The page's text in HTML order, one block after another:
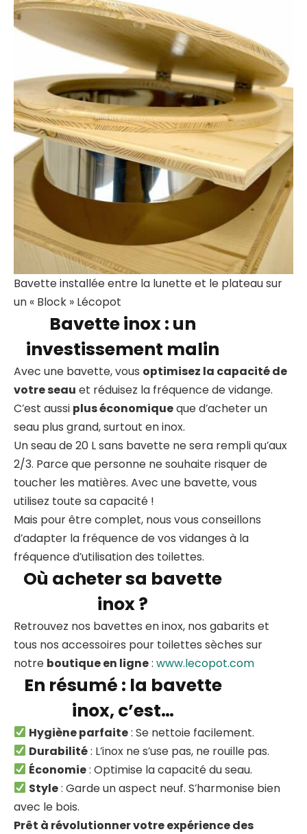
Bavette installée entre la lunette et le plateau sur
un « Block » Lécopot
Bavette inox : un
investissement malin
Avec une bavette, vous optimisez la capacité de
votre seau et réduisez la fréquence de vidange.
C’est aussi plus économiqueque d’acheter un
seau plus grand, surtout en inox.
Un seau de 20 L sans bavette ne sera rempli qu’aux
2/3. Parce que personne ne souhaite risquer de
toucher les matières. Avec une bavette, vous
utilisez toute sa capacité !
Mais pour être complet, nous vous conseillons
d’adapter la fréquence de vos vidanges à la
fréquence d’utilisation des toilettes.
Où acheter sa bavette
inox ?
Retrouvez nos bavettes en inox, nos gabarits et
tous nos accessoires pour toilettes sèches sur
notre boutique en ligne: www.lecopot.com
En résumé : la bavette
inox, c’est…
Hygiène parfaite: Se nettoie facilement.
Durabilité: L’inox ne s’use pas, ne rouille pas.
Économie: Optimise la capacité du seau.
Style: Garde un aspect neuf. S’harmonise bien
avec le bois.
Prêt à révolutionner votre expérience des